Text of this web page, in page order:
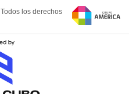
los derechos